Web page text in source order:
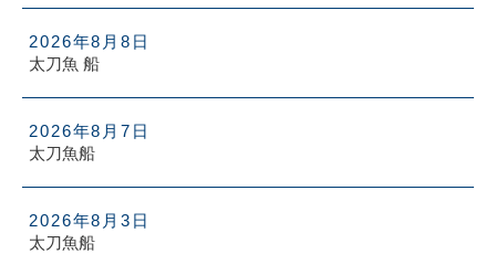
太刀魚 船
2026年8月8日
太刀魚船
2026年8月7日
太刀魚船
2026年8月3日